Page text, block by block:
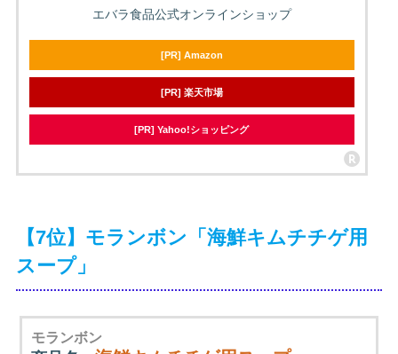
エバラ食品公式オンラインショップ
[PR] Amazon
[PR] 楽天市場
[PR] Yahoo!ショッピング
【7位】モランボン「海鮮キムチチゲ用
スープ」
モランボン